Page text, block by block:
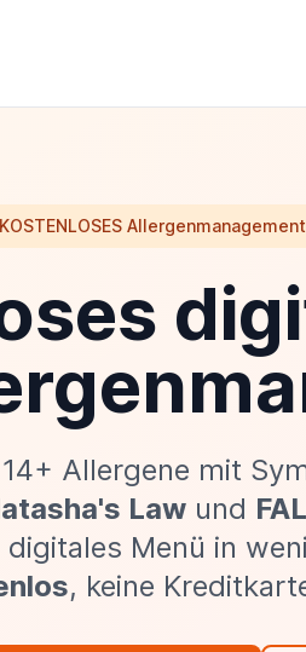
Allergene mit
Law und
Menü in
, keine